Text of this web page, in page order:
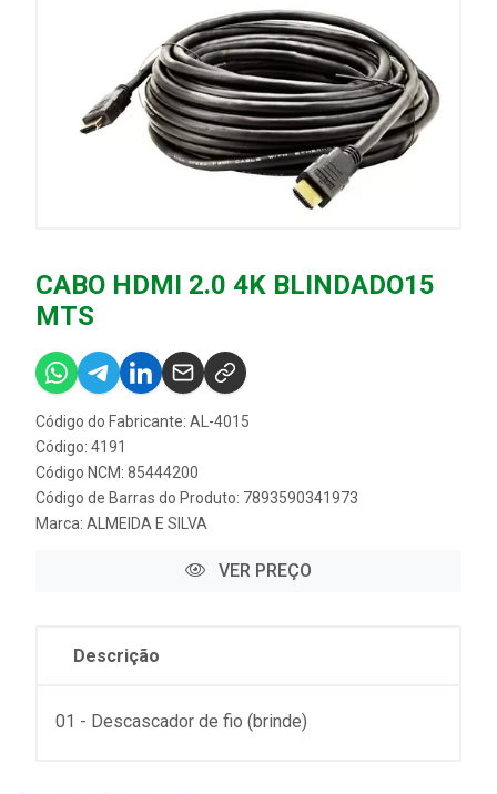
CABO HDMI 2.0 4K BLINDADO15
MTS
Código do Fabricante: AL-4015
Código: 4191
Código NCM: 85444200
Código de Barras do Produto: 7893590341973
Marca: ALMEIDA E SILVA
VER PREÇO
Descrição
01 - Descascador de fio (brinde)